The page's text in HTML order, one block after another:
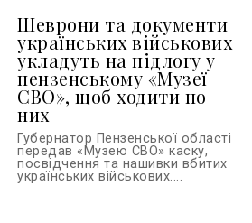
Шеврони та документи
українських військових
укладуть на підлогу у
пензенському «Музеї
СВО», щоб ходити по
них
Губернатор Пензенської області
передав «Музею СВО» каску,
посвідчення та нашивки вбитих
українських військових....